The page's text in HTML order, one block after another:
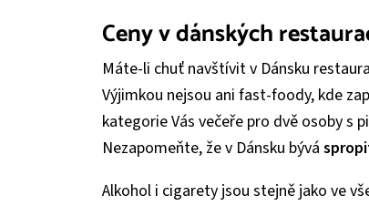
Ceny v dánských
Máte-li chuť navštívit v Dánsku
Výjimkou nejsou ani fast-foody, kde
kategorie Vás večeře pro dvě osoby s
Nezapomeňte, že v Dánsku bývá
Alkohol i cigarety jsou stejně jako ve